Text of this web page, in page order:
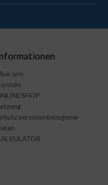
uns
personenbezogener